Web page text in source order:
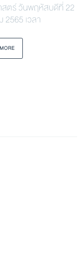
สตร์ วันพฤหัสบดีที่ 22
2565 เวลา